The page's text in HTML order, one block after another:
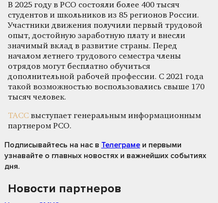
В 2025 году в РСО состояли более 400 тысяч
студентов и школьников из 85 регионов России.
Участники движения получили первый трудовой
опыт, достойную заработную плату и внесли
значимый вклад в развитие страны. Перед
началом летнего трудового семестра члены
отрядов могут бесплатно обучиться
дополнительной рабочей профессии. С 2021 года
такой возможностью воспользовались свыше 170
тысяч человек.
ТАСС выступает генеральным информационным
партнером РСО.
Подписывайтесь на нас в Телеграме и первыми
узнавайте о главных новостях и важнейших событиях
дня.
Новости партнеров